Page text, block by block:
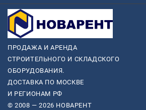
ПРОДАЖА И АРЕНДА
СТРОИТЕЛЬНОГО И СКЛАДСКОГО
ОБОРУДОВАНИЯ.
ДОСТАВКА ПО МОСКВЕ
И РЕГИОНАМ РФ
© 2008 — 2026 НОВАРЕНТ